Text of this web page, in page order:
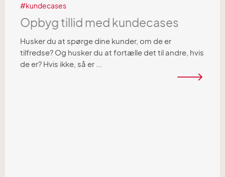
kundecases
Opbyg tillid med kundecases
Husker du at spørge dine kunder, om de er
tilfredse? Og husker du at fortælle det til andre, hvis
de er? Hvis ikke, så er ...